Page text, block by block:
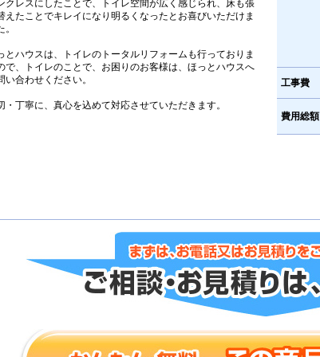
クレスにしたことで、トイレ空間が広く感じられ、床も張
えたことでキレイになり明るくなったとお喜びいただけま
。
とハウスは、トイレのトータルリフォームも行っておりま
で、トイレのことで、お困りのお客様は、ほっとハウスへ
い合わせください。
・丁寧に、真心を込めて対応させていただきます。
工事費
費用総額